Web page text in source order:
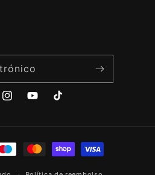
InstagramYouTubeTikTok